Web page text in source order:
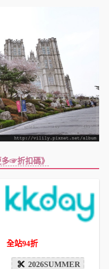
多☞折扣碼》
全站94折
2026SUMMER